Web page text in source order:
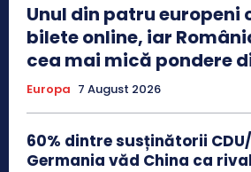
Unul din patru europeni
bilete online, iar
cea mai mică pondere
Europa 7 August 2026
60% dintre susținătorii CDU/
Germania văd China ca